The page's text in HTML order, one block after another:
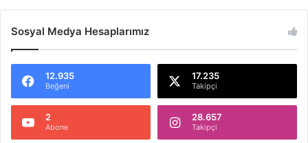
Sosyal Medya Hesaplarımız
12.935
Beğeni
17.235
Takipçi
2
Abone
28.657
Takipçi